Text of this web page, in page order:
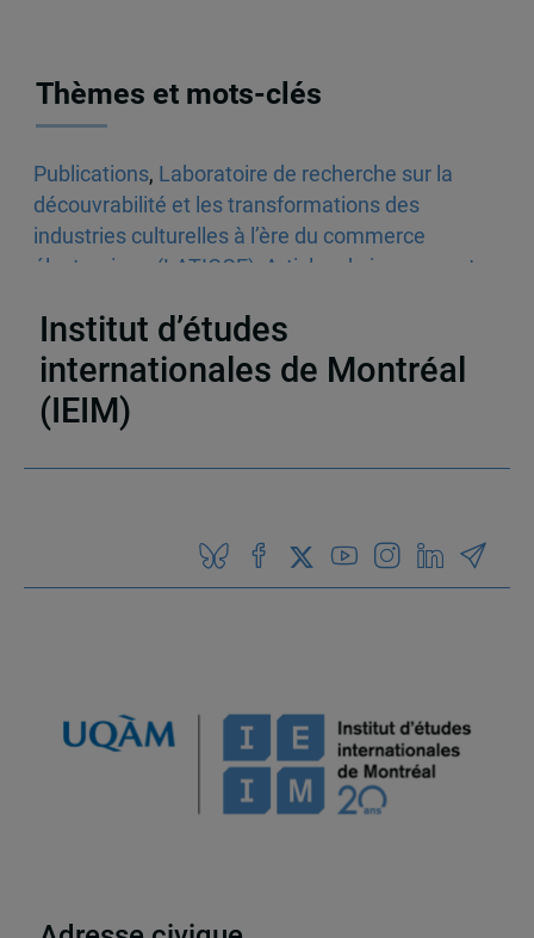
Thèmes et mots-clés
Publications, Laboratoire de recherche sur la
découvrabilité et les transformations des
industries culturelles à l’ère du commerce
électronique (LATICCE)
Articles de journaux et
Institut d’études
internationales de Montréal
(IEIM)